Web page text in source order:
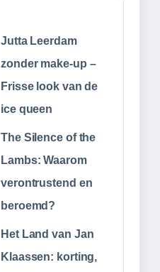
Jutta Leerdam
zonder make-up –
Frisse look van de
ice queen
The Silence of the
Lambs: Waarom
verontrustend en
beroemd?
Het Land van Jan
Klaassen: korting,